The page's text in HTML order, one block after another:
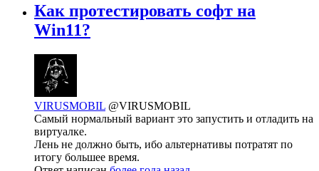
Как протестировать софт на
Win11?
VIRUSMOBIL @VIRUSMOBIL
Самый нормальный вариант это запустить и отладить на
виртуалке.
Лень не должно быть, ибо альтернативы потратят по
итогу большее время.